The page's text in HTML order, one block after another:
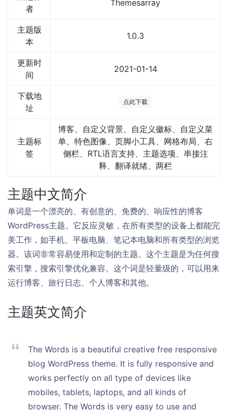
者
Themesarray
主题版
本
1.0.3
更新时
间
2021-01-14
下载地
址
点此下载
主题标
签
博客、自定义背景、自定义徽标、自定义菜
单、特色图像、页脚小工具、网格布局、右
侧栏、RTL语言支持、主题选项、串接注
释、翻译就绪、两栏
主题中文简介
单词是一个漂亮的、有创意的、免费的、响应性的博客
WordPress主题。它反应灵敏，在所有类型的设备上都能完
美工作，如手机、平板电脑、笔记本电脑和所有类型的浏览
器。该词非常容易使用和定制的主题。这个主题是为任何搜
索引擎，搜索引擎优化兼容。这个词是轻量级的，可以用来
运行博客、旅行日志、个人博客和其他。
主题英文简介
The Words is a beautiful creative free responsive
blog WordPress theme. It is fully responsive and
works perfectly on all type of devices like
mobiles, tablets, laptops, and all kinds of
browser. The Words is very easy to use and